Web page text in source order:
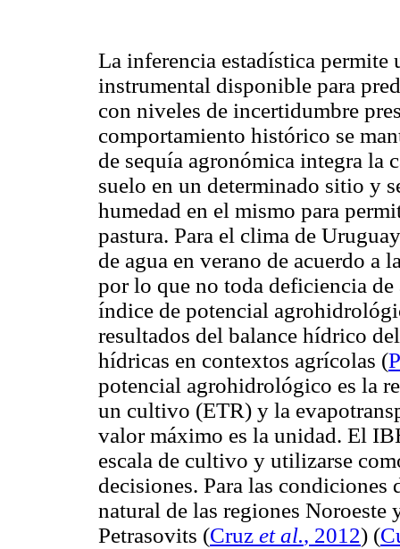
La inferencia estadística
instrumental disponible para
con niveles de incertidumbre
comportamiento histórico se
de sequía agronómica integra la
suelo en un determinado sitio y
humedad en el mismo para
pastura. Para el clima de
de agua en verano de acuerdo a
por lo que no toda deficiencia de
índice de potencial
resultados del balance hídrico
hídricas en contextos agrícolas (
potencial agrohidrológico es la
un cultivo (ETR) y la
valor máximo es la unidad. El
escala de cultivo y utilizarse
decisiones. Para las condiciones
natural de las regiones Noroeste
Petrasovits (Cruz et al., 2012) (